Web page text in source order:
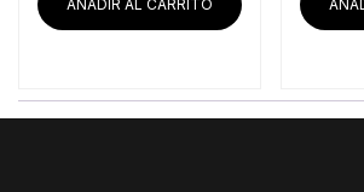
AÑADIR AL CARRITO